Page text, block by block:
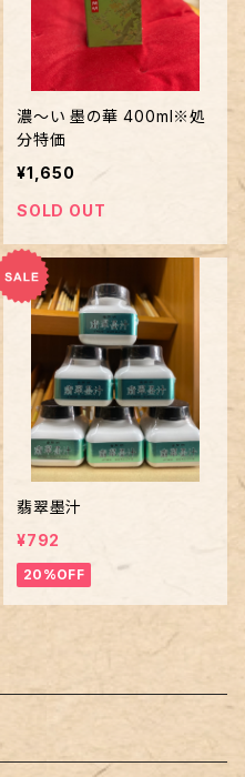
濃～い 墨の華 400ml※処
分特価
¥1,650
SOLD OUT
翡翠墨汁
¥792
20%OFF